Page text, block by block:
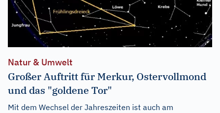
Natur & Umwelt
Großer Auftritt für Merkur, Ostervollmond
und das "goldene Tor"
Mit dem Wechsel der Jahreszeiten ist auch am